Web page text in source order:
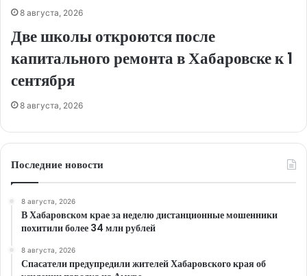
8 августа, 2026
Две школы откроются после
капитального ремонта в Хабаровске к 1
сентября
8 августа, 2026
Последние новости
8 августа, 2026
В Хабаровском крае за неделю дистанционные мошенники
похитили более 34 млн рублей
8 августа, 2026
Спасатели предупредили жителей Хабаровского края об